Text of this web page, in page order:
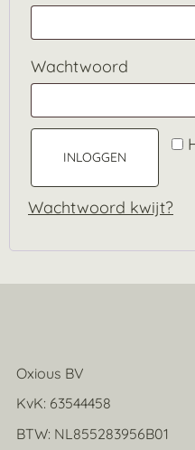
Wachtwoord
INLOGGEN
Wachtwoord kwijt?
Oxious BV
KvK: 63544458
BTW: NL855283956B01